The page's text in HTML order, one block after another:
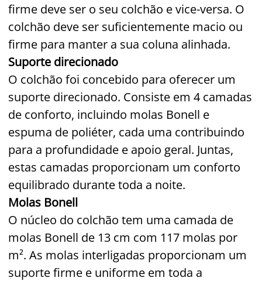
firme deve ser o seu colchão e vice-versa. O
colchão deve ser suficientemente macio ou
firme para manter a sua coluna alinhada.
Suporte direcionado
O colchão foi concebido para oferecer um
suporte direcionado. Consiste em 4 camadas
de conforto, incluindo molas Bonell e
espuma de poliéter, cada uma contribuindo
para a profundidade e apoio geral. Juntas,
estas camadas proporcionam um conforto
equilibrado durante toda a noite.
Molas Bonell
O núcleo do colchão tem uma camada de
molas Bonell de 13 cm com 117 molas por
m². As molas interligadas proporcionam um
suporte firme e uniforme em toda a